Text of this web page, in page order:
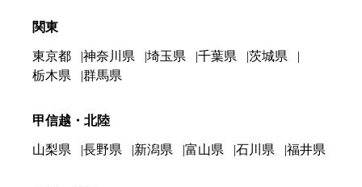
関東
東京都 神奈川県 埼玉県 千葉県
茨城県
栃木県
群馬県
甲信越・北陸
山梨県 長野県 新潟県 富山県 石川県 福井県